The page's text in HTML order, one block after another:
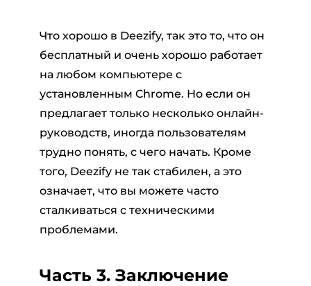
Что хорошо в Deezify, так это то, что он
бесплатный и очень хорошо работает
на любом компьютере с
установленным Chrome. Но если он
предлагает только несколько онлайн-
руководств, иногда пользователям
трудно понять, с чего начать. Кроме
того, Deezify не так стабилен, а это
означает, что вы можете часто
сталкиваться с техническими
проблемами.
Часть 3. Заключение